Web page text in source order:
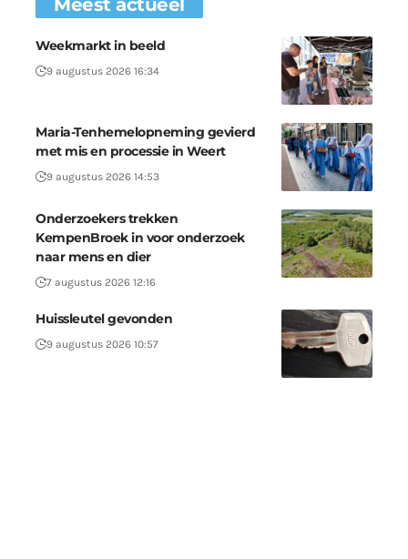
Meest actueel
Weekmarkt in beeld
9 augustus 2026 16:34
Maria-Tenhemelopneming gevierd
met mis en processie in Weert
9 augustus 2026 14:53
Onderzoekers trekken
KempenBroek in voor onderzoek
naar mens en dier
7 augustus 2026 12:16
Huissleutel gevonden
9 augustus 2026 10:57